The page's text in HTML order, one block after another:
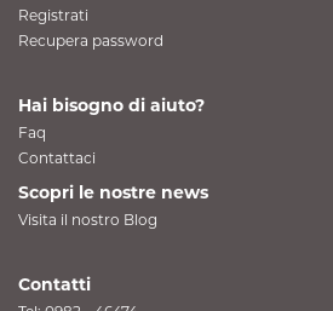
Registrati
Recupera password
Hai bisogno di aiuto?
Faq
Contattaci
Scopri le nostre news
Visita il nostro Blog
Contatti